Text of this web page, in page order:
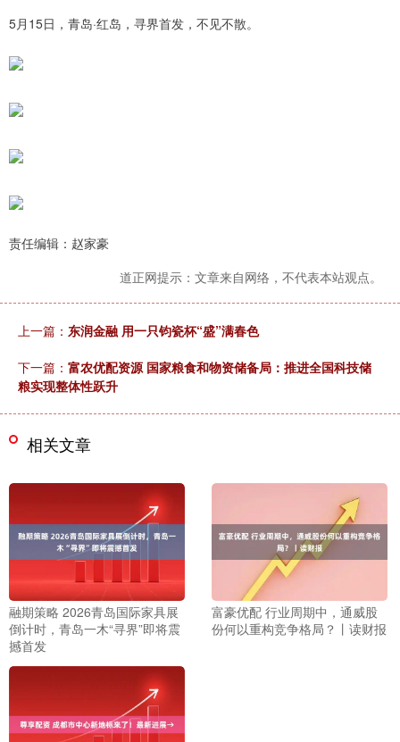
5月15日，青岛·红岛，寻界首发，不见不散。
责任编辑：赵家豪
道正网提示：文章来自网络，不代表本站观点。
上一篇： 东润金融 用一只钧瓷杯“盛”满春色
下一篇： 富农优配资源 国家粮食和物资储备局：推进全国科技储
粮实现整体性跃升
相关文章
融期策略 2026青岛国际家具展
倒计时，青岛一木“寻界”即将震
撼首发
富豪优配 行业周期中，通威股
份何以重构竞争格局？丨读财报